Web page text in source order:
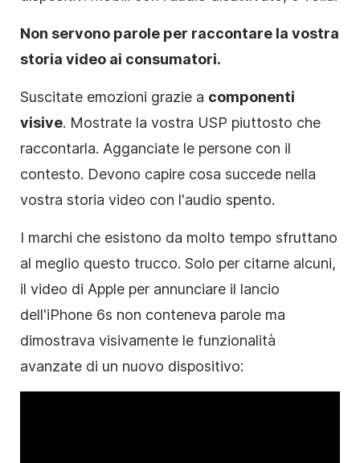
Non servono parole per raccontare la vostra
storia video ai consumatori.
Suscitate emozioni grazie a componenti
visive. Mostrate la vostra USP piuttosto che
raccontarla. Agganciate le persone con il
contesto. Devono capire cosa succede nella
vostra storia video con l'audio spento.
I marchi che esistono da molto tempo sfruttano
al meglio questo trucco. Solo per citarne alcuni,
il video di Apple per annunciare il lancio
dell'iPhone 6s non conteneva parole ma
dimostrava visivamente le funzionalità
avanzate di un nuovo dispositivo: